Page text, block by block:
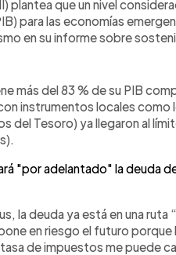
plantea que un nivel
para las economías
en su informe sobre
más del 83 % de su PIB
instrumentos locales como
del Tesoro) ya llegaron al
"por adelantado" la deuda
la deuda ya está en una ruta
en riesgo el futuro porque
tasa de impuestos me puede